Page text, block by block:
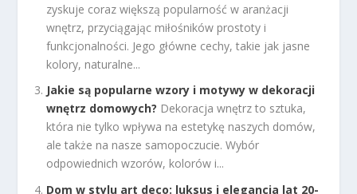
zyskuje coraz większą popularność w aranżacji
wnętrz, przyciągając miłośników prostoty i
funkcjonalności. Jego główne cechy, takie jak jasne
kolory, naturalne...
Jakie są popularne wzory i motywy w dekoracji
wnętrz domowych? Dekoracja wnętrz to sztuka,
która nie tylko wpływa na estetykę naszych domów,
ale także na nasze samopoczucie. Wybór
odpowiednich wzorów, kolorów i...
Dom w stylu art deco: luksus i elegancja lat 20-